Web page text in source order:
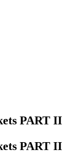
PART II
PART II